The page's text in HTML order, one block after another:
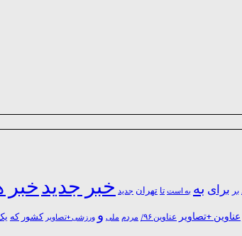
بر برای به به است تا تهران جدید خبر جدیدخبر
عناوین +تصاویر عناوین ۹۶/ مردم ملی و ورزشی +تصاویر کشور که